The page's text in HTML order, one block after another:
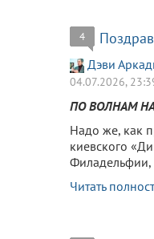
4
Дэви
04.07.2026,
ПО ВОЛНАМ
Надо же, как
киевского
Филадельфии,
Читать